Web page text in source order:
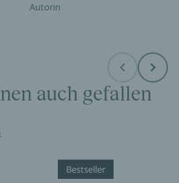
Autorin
Before Next
auch gefallen
Bestseller